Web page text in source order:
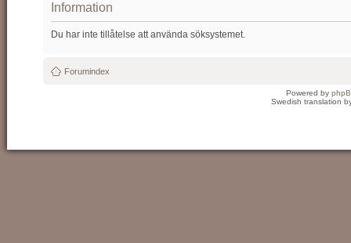
Information
Du har inte tillåtelse att använda söksystemet.
Forumindex
Powered by
Swedish translation